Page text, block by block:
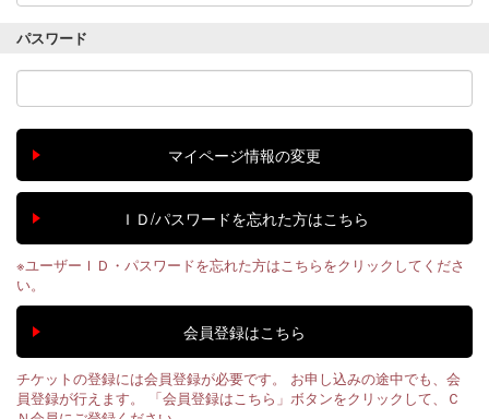
パスワード
※ユーザーＩＤ・パスワードを忘れた方はこちらをクリックしてくださ
い。
チケットの登録には会員登録が必要です。 お申し込みの途中でも、会
員登録が行えます。 「会員登録はこちら」ボタンをクリックして、Ｃ